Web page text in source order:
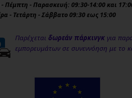
- Πέμπτη - Παρασκευή: 09:30-14:00 και
- Τετάρτη - Σάββατο 09:30 εως 15:00
Παρέχεται δωρεάν πάρκινγκ για
εμπορευμάτων σε συνεννόηση με το